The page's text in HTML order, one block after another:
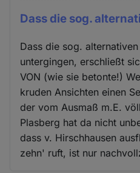
Dass die sog.
Dass die sog.
untergingen, erschließt
VON (wie sie betonte!)
kruden Ansichten einen
der vom Ausmaß m.E.
Plasberg hat da nicht
dass v. Hirschhausen
zehn' ruft, ist nur